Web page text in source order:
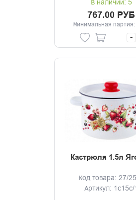
В наличии: 5
767.00 РУБ
Минимальная
-
Кастрюля 1.5л
Код товара: 27/
Артикул: 1с15с/1